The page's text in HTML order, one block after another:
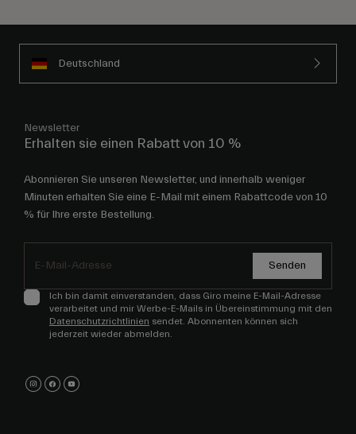
Deutschland
Newsletter
Erhalten sie einen Rabatt von 10 %
Abonnieren Sie unseren Newsletter, und innerhalb weniger
Minuten erhalten Sie eine E-Mail mit einem Rabattcode von 10
% für Ihre erste Bestellung.
Senden
Ich bin damit einverstanden, dass Giro meine E-Mail-Adresse
verarbeitet und mir Werbe-E-Mails in Übereinstimmung mit den
Datenschutzrichtlinien sendet. Abonnenten können sich
jederzeit wieder abmelden.